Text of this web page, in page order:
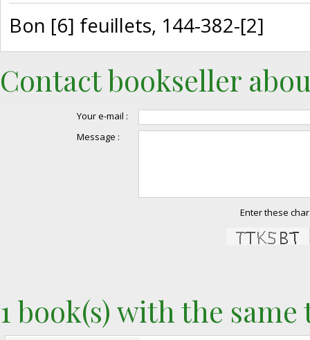
‎Bon [6] feuillets, 144-382-[2]‎
Contact bookseller
Your e-mail :
Message :
Enter these
1 book(s) with the